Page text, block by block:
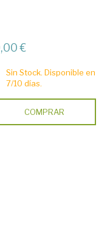
€
Sin Stock. Disponible en
7/10 días.
COMPRAR